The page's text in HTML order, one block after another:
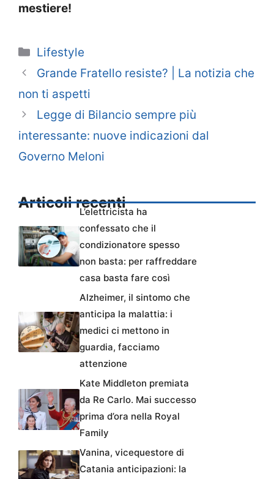
mestiere!
Categorie
Lifestyle
Grande Fratello resiste? | La notizia che
non ti aspetti
Legge di Bilancio sempre più
interessante: nuove indicazioni dal
Governo Meloni
Articoli recenti
L’elettricista ha
confessato che il
condizionatore spesso
non basta: per raffreddare
casa basta fare così
Alzheimer, il sintomo che
anticipa la malattia: i
medici ci mettono in
guardia, facciamo
attenzione
Kate Middleton premiata
da Re Carlo. Mai successo
prima d’ora nella Royal
Family
Vanina, vicequestore di
Catania anticipazioni: la